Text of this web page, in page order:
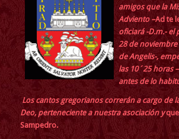
amigos que la
Adviento –Ad te
oficiará -D.m.-
28 de noviembre
de Angelis-,
las 10´25 horas
antes de lo
Los cantos gregorianos correrán a cargo de
Deo, perteneciente a nuestra asociación y
Sampedro.